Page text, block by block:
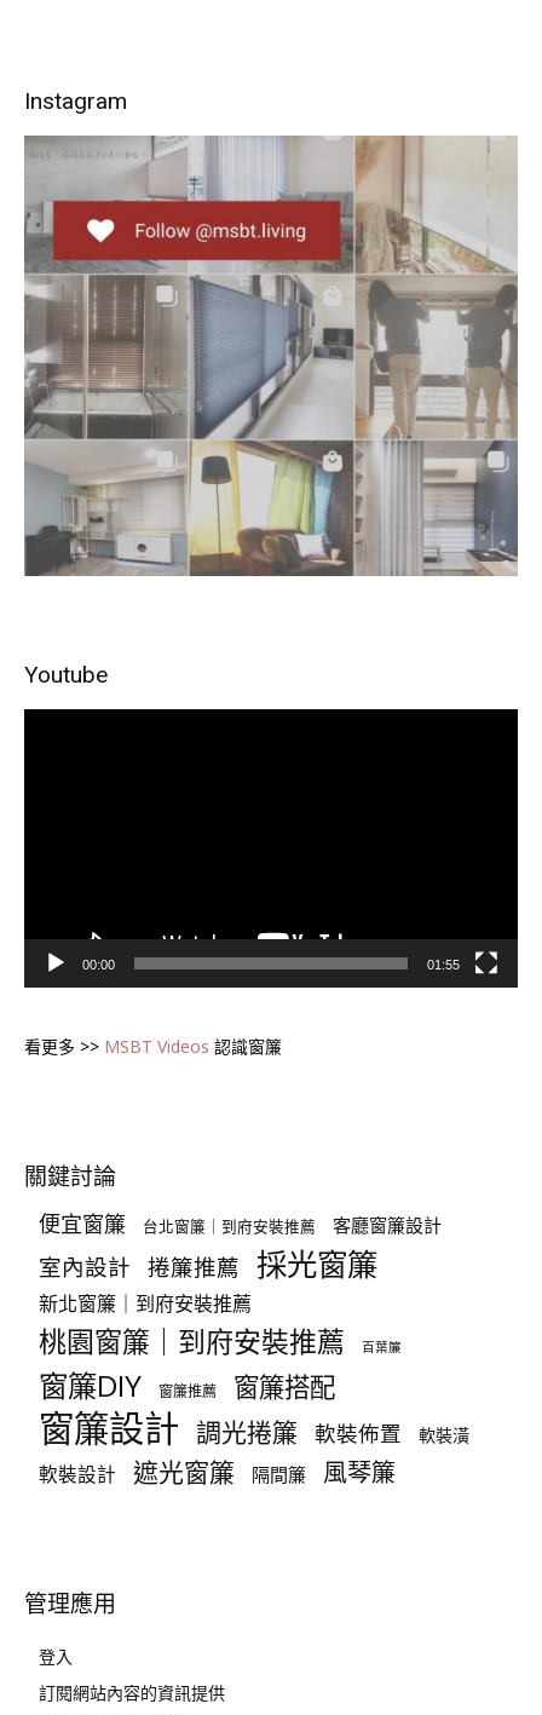
Instagram
Youtube
00:00 01:55
看更多 >> MSBT Videos 認識窗簾
關鍵討論
便宜窗簾 台北窗簾｜到府安裝推薦 客廳窗簾設計
室內設計 捲簾推薦 採光窗簾
新北窗簾｜到府安裝推薦
桃園窗簾｜到府安裝推薦 百葉簾
窗簾DIY 窗簾推薦 窗簾搭配
窗簾設計 調光捲簾 軟裝佈置 軟裝潢
軟裝設計 遮光窗簾 隔間簾 風琴簾
管理應用
登入
訂閱網站內容的資訊提供